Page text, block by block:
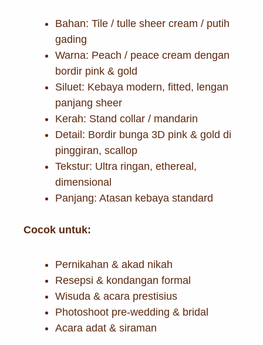
Bahan: Tile / tulle sheer cream / putih
gading
Warna: Peach / peace cream dengan
bordir pink & gold
Siluet: Kebaya modern, fitted, lengan
panjang sheer
Kerah: Stand collar / mandarin
Detail: Bordir bunga 3D pink & gold di
pinggiran, scallop
Tekstur: Ultra ringan, ethereal,
dimensional
Panjang: Atasan kebaya standard
Cocok untuk:
Pernikahan & akad nikah
Resepsi & kondangan formal
Wisuda & acara prestisius
Photoshoot pre-wedding & bridal
Acara adat & siraman